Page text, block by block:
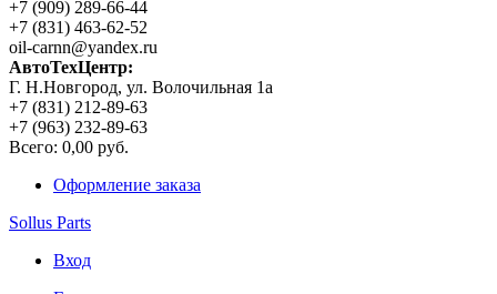
+7 (909) 289-66-44
+7 (831) 463-62-52
oil-carnn@yandex.ru
АвтоТехЦентр:
Г. Н.Новгород, ул. Волочильная 1а
+7 (831) 212-89-63
+7 (963) 232-89-63
Всего: 0,00 руб.
Оформление заказа
Sollus Parts
Вход